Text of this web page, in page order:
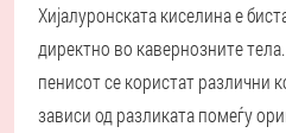
Хијалуронската киселина е
директно во кавернозните
пенисот се користат различни
зависи од разликата помеѓу